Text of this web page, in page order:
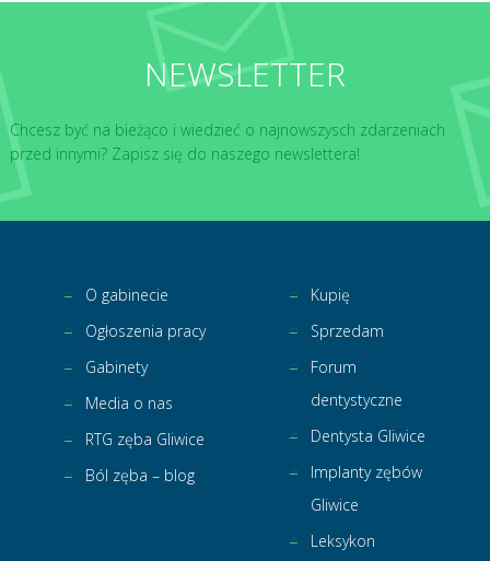
NEWSLETTER
Chcesz być na bieżąco i wiedzieć o najnowszysch zdarzeniach
przed innymi? Zapisz się do naszego newslettera!
O gabinecie
Ogłoszenia pracy
Gabinety
Media o nas
RTG zęba Gliwice
Ból zęba – blog
Kupię
Sprzedam
Forum
dentystyczne
Dentysta Gliwice
Implanty zębów
Gliwice
Leksykon